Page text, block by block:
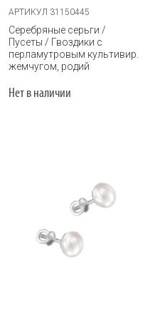
АРТИКУЛ 31150445
Серебряные серьги /
Пусеты / Гвоздики с
перламутровым культивир.
жемчугом, родий
Нет в наличии